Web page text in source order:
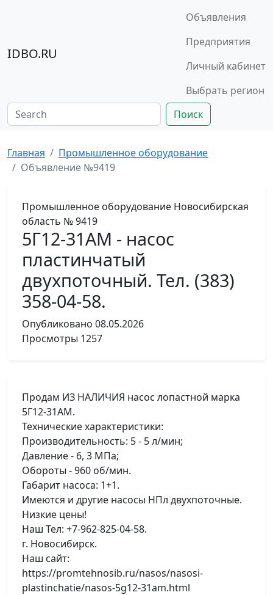
IDBO.RU
Объявления
Предприятия
Личный кабинет
Выбрать регион
Поиск
Главная
Промышленное оборудование
Объявление №9419
Промышленное оборудование Новосибирская
область № 9419
5Г12-31АМ - насос
пластинчатый
двухпоточный. Тел. (383)
358-04-58.
Опубликовано 08.05.2026
Просмотры 1257
Продам ИЗ НАЛИЧИЯ насос лопастной марка
5Г12-31АМ.
Технические характеристики:
Производительность: 5 - 5 л/мин;
Давление - 6, 3 МПа;
Обороты - 960 об/мин.
Габарит насоса: 1+1.
Имеются и другие насосы НПл двухпоточные.
Низкие цены!
Наш Тел: +7-962-825-04-58.
г. Новосибирск.
Наш сайт:
https://promtehnosib.ru/nasos/nasosi-
plastinchatie/nasos-5g12-31am.html